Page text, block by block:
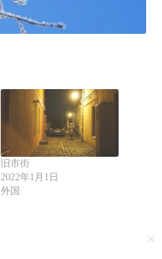
旧市街
2022年1月1日
外国